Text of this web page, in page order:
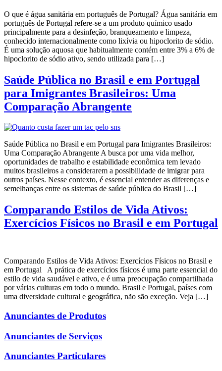
O que é água sanitária em português de Portugal? Água sanitária em
português de Portugal refere-se a um produto químico usado
principalmente para a desinfeção, branqueamento e limpeza,
conhecido internacionalmente como lixívia ou hipoclorito de sódio.
É uma solução aquosa que habitualmente contém entre 3% a 6% de
hipoclorito de sódio ativo, sendo utilizada para […]
Saúde Pública no Brasil e em Portugal
para Imigrantes Brasileiros: Uma
Comparação Abrangente
Saúde Pública no Brasil e em Portugal para Imigrantes Brasileiros:
Uma Comparação Abrangente A busca por uma vida melhor,
oportunidades de trabalho e estabilidade econômica tem levado
muitos brasileiros a considerarem a possibilidade de imigrar para
outros países. Nesse contexto, é essencial entender as diferenças e
semelhanças entre os sistemas de saúde pública do Brasil […]
Comparando Estilos de Vida Ativos:
Exercícios Físicos no Brasil e em Portugal
Comparando Estilos de Vida Ativos: Exercícios Físicos no Brasil e
em Portugal A prática de exercícios físicos é uma parte essencial do
estilo de vida saudável e ativo, e é uma preocupação compartilhada
por várias culturas em todo o mundo. Brasil e Portugal, países com
uma diversidade cultural e geográfica, não são exceção. Veja […]
Anunciantes de Produtos
Anunciantes de Serviços
Anunciantes Particulares